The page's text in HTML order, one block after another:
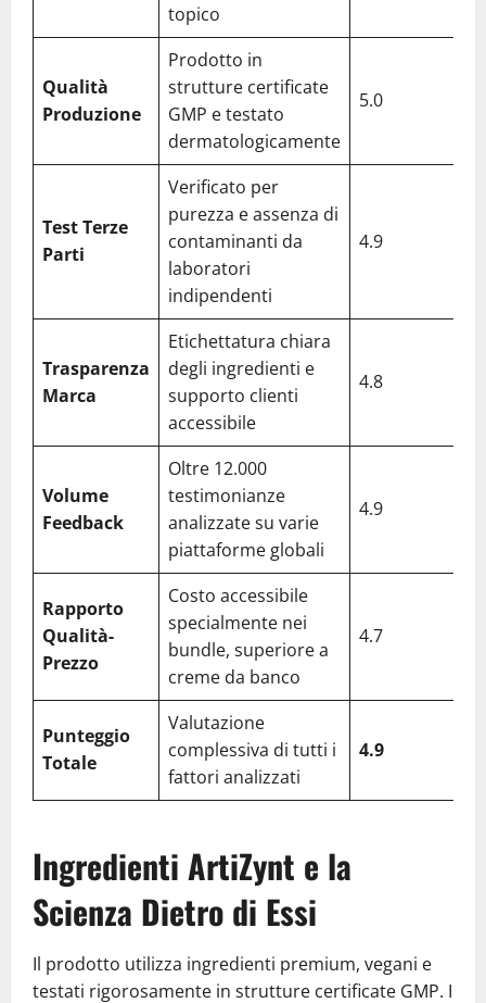
topico
Qualità
Produzione
Prodotto in
strutture certificate
GMP e testato
dermatologicamente
5.0
Test Terze
Parti
Verificato per
purezza e assenza di
contaminanti da
laboratori
indipendenti
4.9
Trasparenza
Marca
Etichettatura chiara
degli ingredienti e
supporto clienti
accessibile
4.8
Volume
Feedback
Oltre 12.000
testimonianze
analizzate su varie
piattaforme globali
4.9
Rapporto
Qualità-
Prezzo
Costo accessibile
specialmente nei
bundle, superiore a
creme da banco
4.7
Punteggio
Totale
Valutazione
complessiva di tutti i
fattori analizzati
4.9
Ingredienti ArtiZynt e la
Scienza Dietro di Essi
Il prodotto utilizza ingredienti premium, vegani e
testati rigorosamente in strutture certificate GMP. I